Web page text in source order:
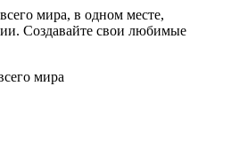
мира, в одном месте,
Создавайте свои любимые
мира